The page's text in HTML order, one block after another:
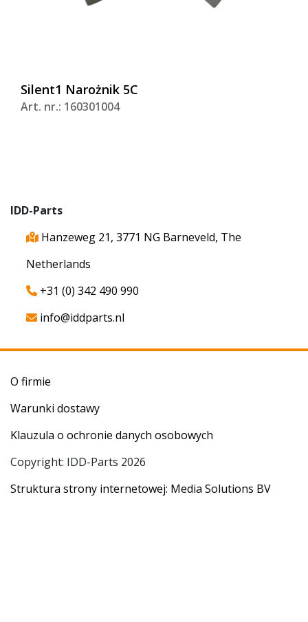
Silent1 Narożnik 5C
Art. nr.: 160301004
IDD-Parts
Hanzeweg 21, 3771 NG Barneveld, The
Netherlands
+31 (0) 342 490 990
info@iddparts.nl
O firmie
Warunki dostawy
Klauzula o ochronie danych osobowych
Copyright: IDD-Parts 2026
Struktura strony internetowej: Media Solutions BV